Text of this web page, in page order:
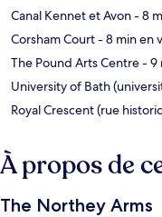
Canal Kennet et Avon- 8
Corsham Court- 8 min en
The Pound Arts Centre- 9
University of Bath
Royal Crescent (rue
À propos de
The Northey Arms